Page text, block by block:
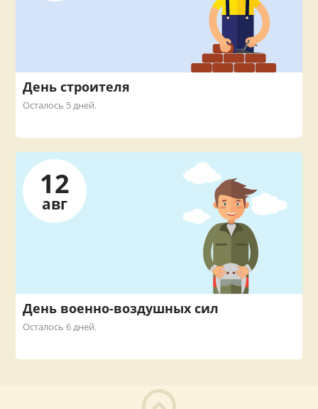
День строителя
Осталось 5 дней.
12
авг
День военно-воздушных сил
Осталось 6 дней.